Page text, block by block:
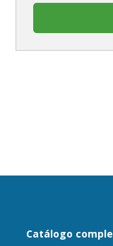
Catálogo